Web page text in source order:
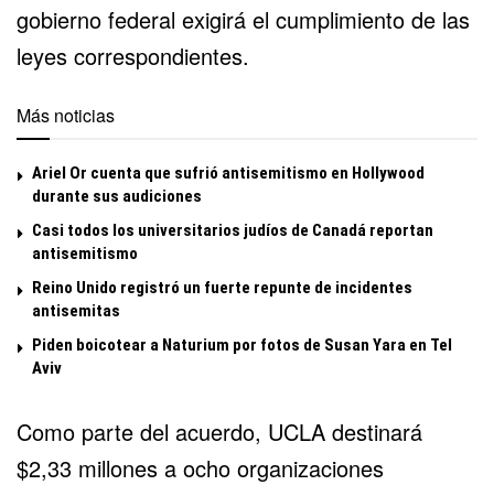
gobierno federal exigirá el cumplimiento de las
leyes correspondientes.
Más noticias
Ariel Or cuenta que sufrió antisemitismo en Hollywood
durante sus audiciones
Casi todos los universitarios judíos de Canadá reportan
antisemitismo
Reino Unido registró un fuerte repunte de incidentes
antisemitas
Piden boicotear a Naturium por fotos de Susan Yara en Tel
Aviv
Como parte del acuerdo, UCLA destinará
$2,33 millones a ocho organizaciones